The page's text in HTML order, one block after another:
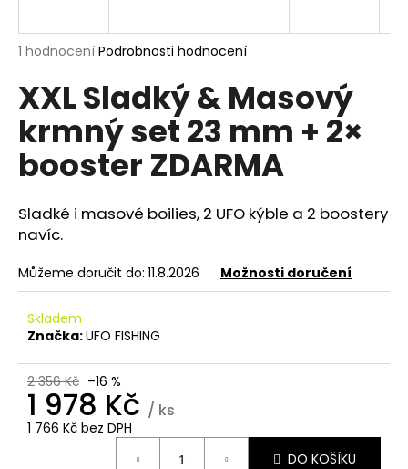
Průměrné
produktu
je
5,0
5
hvězdiček.
1 hodnocení Podrobnosti hodnocení
XXL Sladký & Masový
krmný set 23 mm + 2×
booster ZDARMA
Sladké i masové boilies, 2 UFO kýble a 2 boostery
navíc.
Můžeme doručit do: 11.8.2026 Možnosti doručení
Skladem
Značka:UFO FISHING
2 356 Kč –16 %
1 978 Kč / ks
1 766 Kč bez DPH
DO KOŠÍKU
j
t
?
HLEDAT
D
o
p
r
u
u